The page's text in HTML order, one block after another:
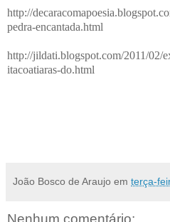
http://
pedra-encantada.html
http://jildati.blogspot.com/2011/02/
itacoatiaras-do.html
João Bosco de Araujo em terça-
Nenhum comentário: